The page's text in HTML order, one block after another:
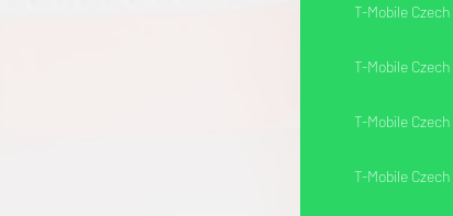
T-Mobile
T-Mobile
T-Mobile
T-Mobile